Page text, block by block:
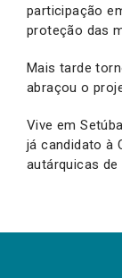
participação
proteção das
Mais tarde
abraçou o
Vive em
já candidato à
autárquicas de